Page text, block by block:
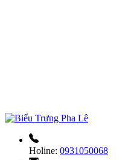
Holine: 0931050068